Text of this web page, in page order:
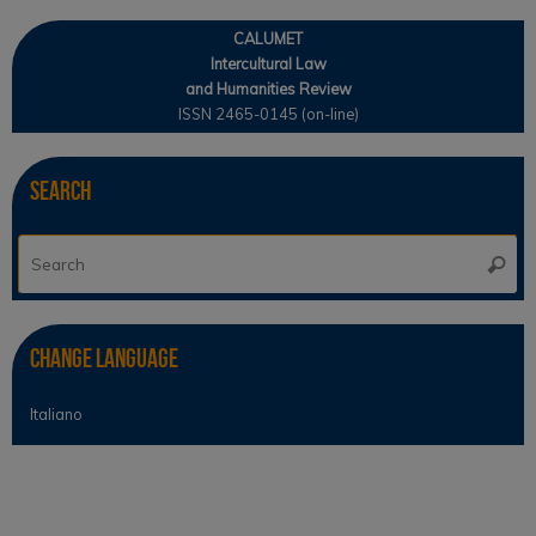
CALUMET
Intercultural Law
and Humanities Review
ISSN 2465-0145 (on-line)
Search
Change Language
Italiano